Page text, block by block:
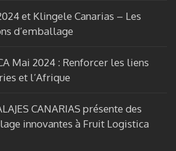
et Klingele Canarias – Les
d’emballage
Mai 2024 : Renforcer les liens
et l’Afrique
CANARIAS présente des
innovantes à Fruit Logistica